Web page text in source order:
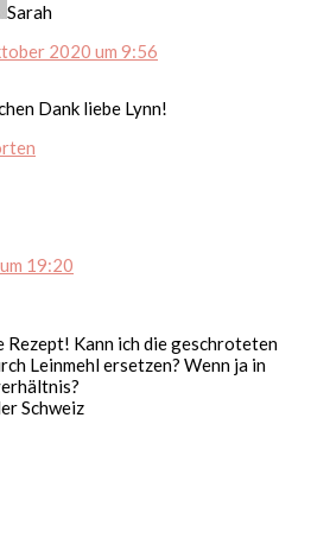
Sarah
2020 um 9:56
Dank liebe Lynn!
19:20
Rezept! Kann ich die geschroteten
Leinmehl ersetzen? Wenn ja in
Schweiz